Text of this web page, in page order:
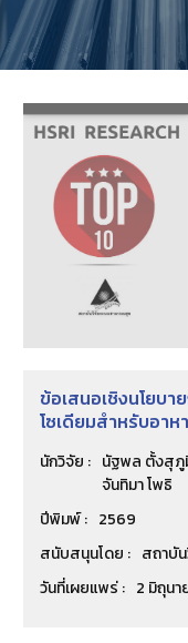
ข้อเสนอเชิงนโยบ
โซเดียมสำหรับอาห
นักวิจัย : นัฐพล ตั้งสุภู
จันทิมา โพธิ
ปีพิมพ์ : 2569
สนับสนุนโดย : สถาบั
วันที่เผยแพร่ : 2 มิถุน